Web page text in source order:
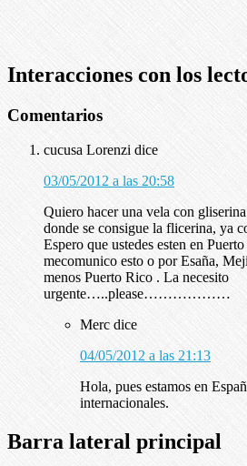
Interacciones con los
Comentarios
cucusa Lorenzi dice
03/05/2012 a las 20:58
Quiero hacer una vela con
donde se consigue la flicerina, ya
Espero que ustedes esten en
mecomunico esto o por Esaña,
menos Puerto Rico . La necesito
urgente…..please………………
Merc dice
04/05/2012 a las 21:13
Hola, pues estamos en
internacionales.
Barra lateral principal